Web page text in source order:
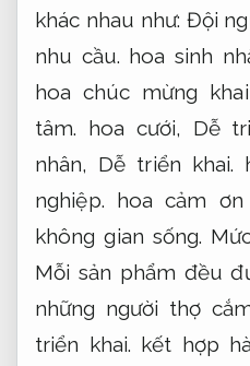
khác nhau như: Đội
nhu cầu. hoa sinh
hoa chúc mừng
tâm. hoa cưới, Dễ
nhân, Dễ triển khai.
nghiệp. hoa cảm
không gian sống.
Mỗi sản phẩm đều
những người thợ
triển khai. kết hợp